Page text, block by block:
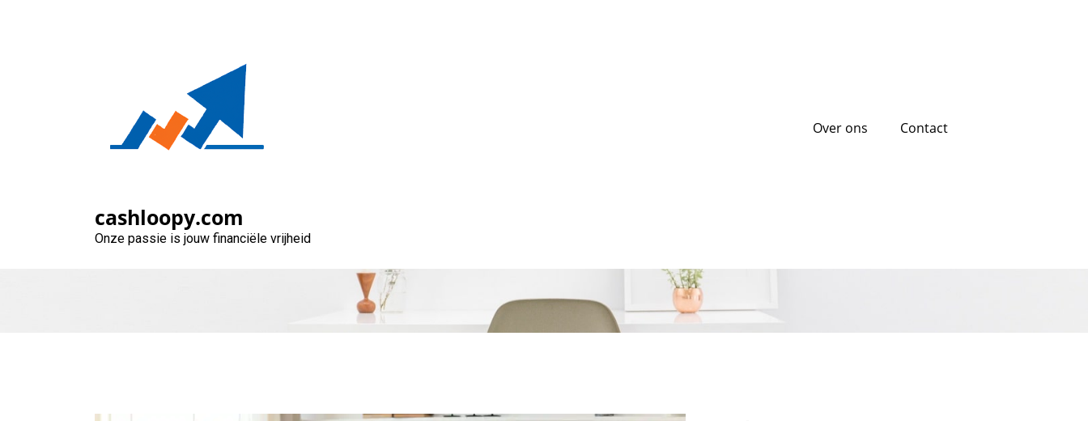
cashloopy.com
Onze passie is jouw financiële vrijheid
Over ons Contact